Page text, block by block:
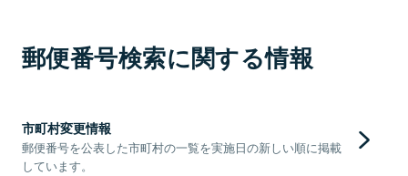
郵便番号検索に関する情報
市町村変更情報
郵便番号を公表した市町村の一覧を実施日の新しい順に掲載
しています。